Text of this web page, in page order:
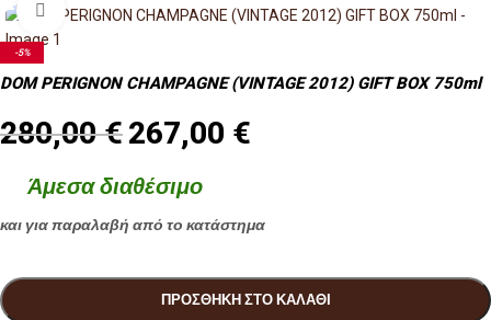
-5%
Κλικ για μεγέθυνση
DOM PERIGNON CHAMPAGNE (VINTAGE 2012) GIFT BOX 750ml
280,00€267,00 €
Άμεσα διαθέσιμο
και για παραλαβή από το κατάστημα
ΠΡΟΣΘΉΚΗ ΣΤΟ ΚΑΛΆΘΙ